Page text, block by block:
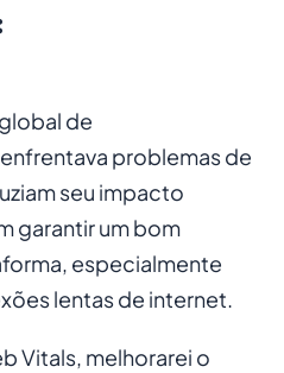
de
problemas de
seu impacto
garantir um bom
especialmente
lentas de internet.
Vitals, melhorarei o